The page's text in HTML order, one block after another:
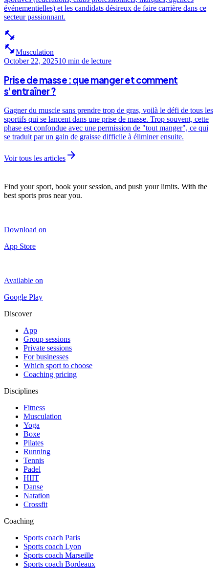
événementielles) et les candidats désireux de faire carrière dans ce
secteur passionnant.
fitness_center
fitness_centerMusculation
October 22, 202510 min de lecture
Prise de masse : que manger et comment
s'entraîner ?
Gagner du muscle sans prendre trop de gras, voilà le défi de tous les
sportifs qui se lancent dans une prise de masse. Trop souvent, cette
phase est confondue avec une permission de "tout manger", ce qui
se traduit par un gain de graisse difficile à éliminer ensuite.
Voir tous les articles arrow_forward
Find your sport, book your session, and push your limits. With the
best sports pros near you.
Download on
App Store
Available on
Google Play
Discover
App
Group sessions
Private sessions
For businesses
Which sport to choose
Coaching pricing
Disciplines
Fitness
Musculation
Yoga
Boxe
Pilates
Running
Tennis
Padel
HIIT
Danse
Natation
Crossfit
Coaching
Sports coach Paris
Sports coach Lyon
Sports coach Marseille
Sports coach Bordeaux